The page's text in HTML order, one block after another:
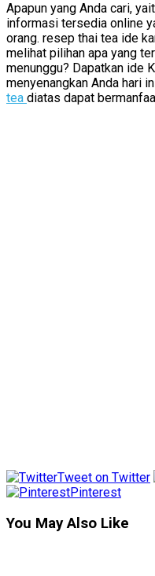
Apapun yang Anda cari,
informasi tersedia online
orang. resep thai tea ide
melihat pilihan apa yang
menunggu? Dapatkan ide
menyenangkan Anda hari
tea diatas dapat
Tweet on Twitter
Pinterest
You May Also Like